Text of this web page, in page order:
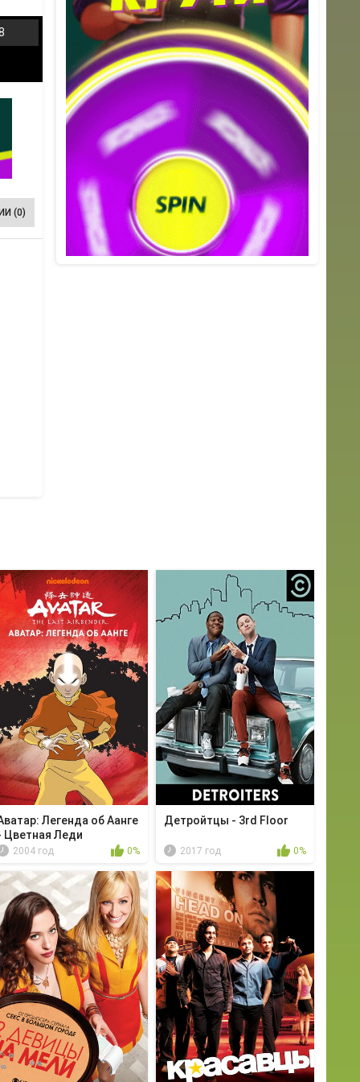
(0)
Легенда об Аанге
Цветная Леди
2004 год 0%
Детройтцы - 3rd Floor
2017 год 0%